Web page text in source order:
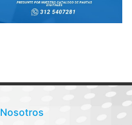
Nosotros